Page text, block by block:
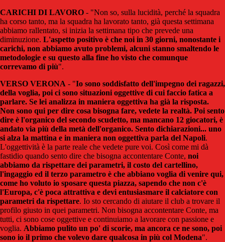
CARICHI DI LAVORO - "Non so, sulla lucidità, perché la squadra
ha corso tanto, ma la squadra ha lavorato tanto, già questa settimana
abbiamo rallentato, si inizia la settimana tipo che prevede una
diminuzione. L'aspetto positivo è che noi in 30 giorni, nonostante i
carichi, non abbiamo avuto problemi, alcuni stanno smaltendo le
metodologie e su questo alla fine ho visto che comunque
correvamo di più".
VERSO VERONA - "Io sono soddisfatto dell'impegno dei ragazzi,
della voglia, poi ci sono situazioni oggettive di cui faccio fatica a
parlare. Se lei analizza in maniera oggettiva ha già la risposta.
Non sono qui per dire cosa bisogna fare, vedete la realtà. Poi sento
dire è l'organico del secondo scudetto, ma mancano 12 giocatori, è
andato via più della metà dell'organico. Sento dichiarazioni... uno
si alza la mattina e in maniera non oggettiva parla del Napoli.
L'oggettività è la parte reale che vedete pure voi. Così come mi dà
fastidio quando sento dire che bisogna accontentare Conte, noi
abbiamo da rispettare dei parametri, il costo del cartellino,
l'ingaggio ed il terzo parametro è che abbiano voglia di venire qui,
come ho voluto io sposare questa piazza, sapendo che non c'è
l'Europa, c'è poca attrattiva e devi entusiasmare il calciatore con
parametri da rispettare. Io sto cercando di aiutare il club a trovare il
profilo giusto in quei parametri. Non bisogna accontentare Conte, ma
tutti, ci sono cose oggettive e continuiamo a lavorare con passione e
voglia. Abbiamo pulito un po' di scorie, ma ancora ce ne sono, poi
sono io il primo che volevo dare qualcosa in più col Modena".